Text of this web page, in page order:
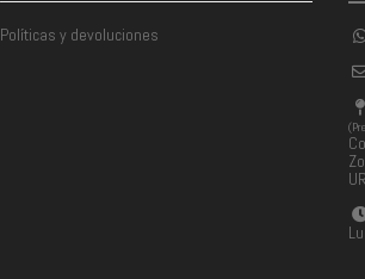
Políticas y devoluciones